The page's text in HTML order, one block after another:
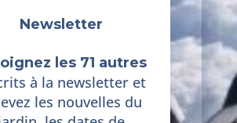
Newsletter
les 71 autres
à la newsletter et
les nouvelles du